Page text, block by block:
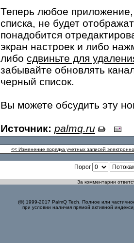
Теперь любое приложение,
списка, не будет
понадобится
экран настроек и либо
либо сдвиньте для
забывайте обновлять
черный список.
Вы можете обсудить эту
Источник: palmq.ru
<< Изменение порядка учетных записей
Порог
За комментарии
(©) 1999-2017 PalmQ Tech. Полное или
при условии наличия прямой активной